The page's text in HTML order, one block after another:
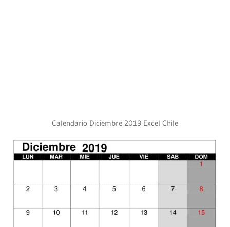
Calendario Diciembre 2019 Excel Chile